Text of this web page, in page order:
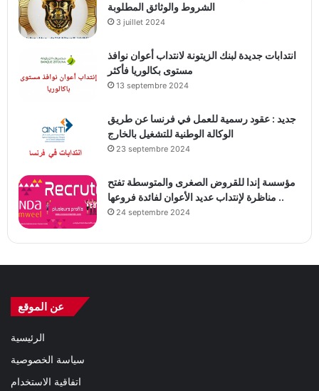
الشروط والوثائق المطلوبة
3 juillet 2024
انتدابات جديدة لبنك الزيتونة لانتداب أعوان نوافذ
مستوى بكالوريا فأكثر
13 septembre 2024
جديد : عقود رسمية للعمل في فرنسا عن طريق
الوكالة الوطنية للتشغيل بالخارج
23 septembre 2024
مؤسسة إندا للقروض الصغرى والمتوسطة تفتح
مناظرة لإنتداب عديد الأعوان لفائدة فروعها ..
24 septembre 2024
عن الموقع
الرئيسية
سياسة الخصوصية
اتفاقية الاستخدام